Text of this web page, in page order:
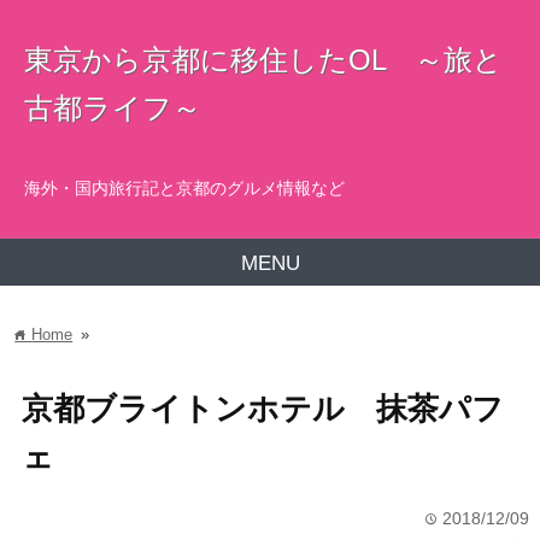
東京から京都に移住したOL ～旅と
古都ライフ～
海外・国内旅行記と京都のグルメ情報など
MENU
home Home »
京都ブライトンホテル 抹茶パフ
ェ
time 2018/12/09